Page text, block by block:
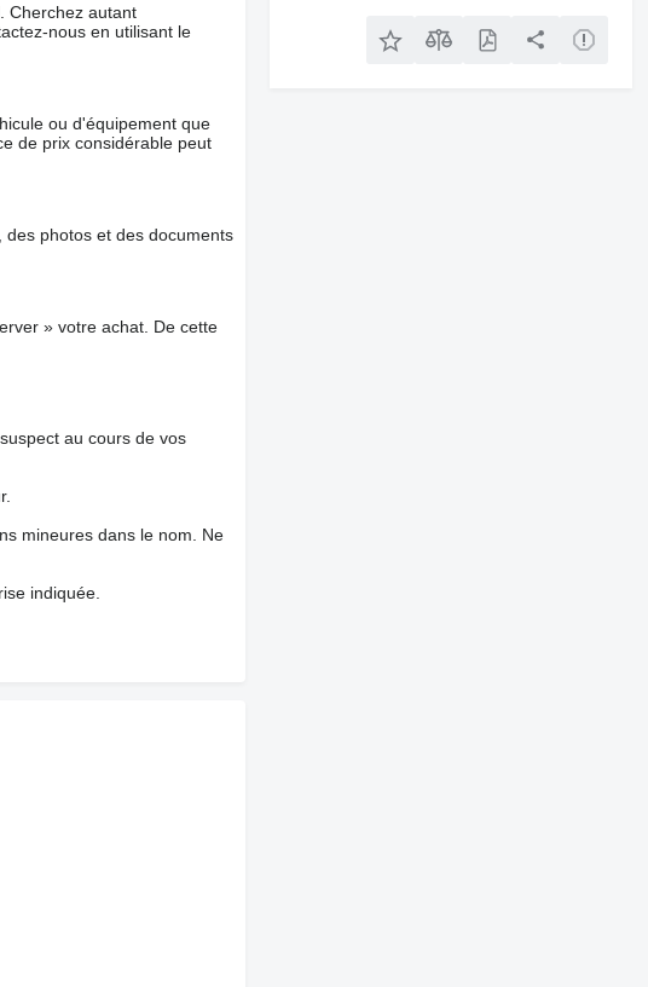
Cherchez autant
nous en utilisant le
ou d'équipement que
de prix considérable peut
des photos et des documents
» votre achat. De cette
au cours de vos
mineures dans le nom. Ne
indiquée.